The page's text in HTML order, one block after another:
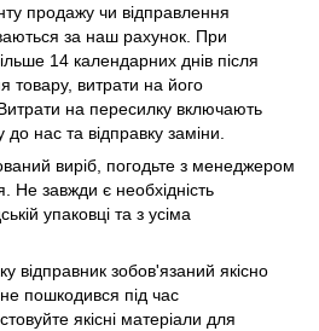
продажу чи відправлення
за наш рахунок. При
14 календарних днів після
товару, витрати на його
на пересилку включають
нас та відправку заміни.
виріб, погодьте з менеджером
Не завжди є необхідність
упаковці та з усіма
відправник зобов'язаний якісно
пошкодився під час
якісні матеріали для